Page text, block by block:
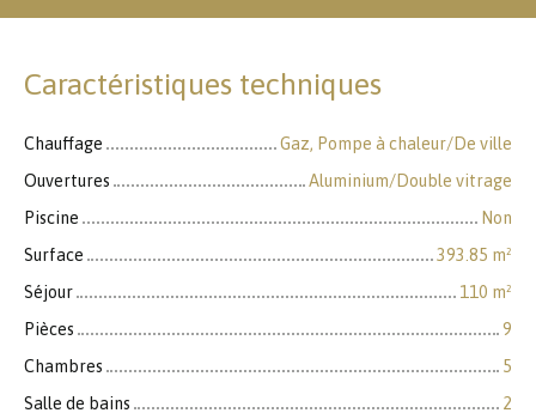
Caractéristiques techniques
Chauffage
Gaz, Pompe à chaleur/De ville
Ouvertures
Aluminium/Double vitrage
Piscine
Non
Surface
393.85 m²
Séjour
110 m²
Pièces
9
Chambres
5
Salle de bains
2